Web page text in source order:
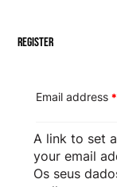
Register
Email address *
A link to set
your email
Os seus